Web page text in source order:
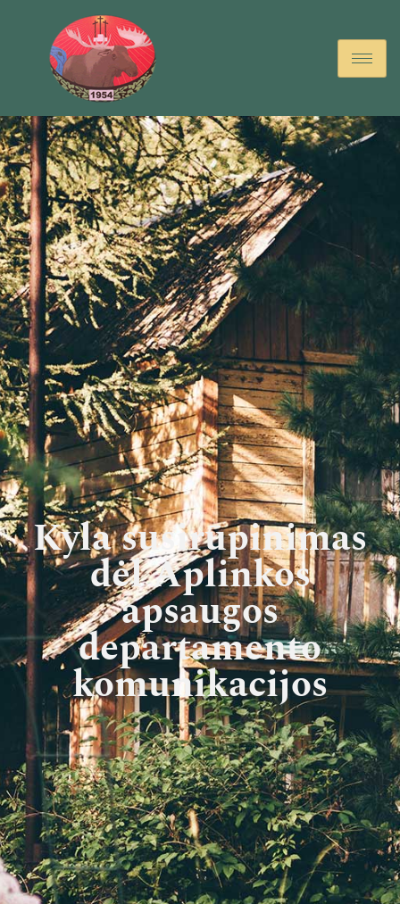
Kyla susirūpinimas
dėl Aplinkos
apsaugos
departamento
komunikacijos